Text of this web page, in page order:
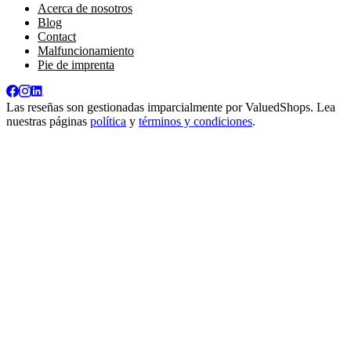
Acerca de nosotros
Blog
Contact
Malfuncionamiento
Pie de imprenta
Las reseñas son gestionadas imparcialmente porValuedShops. Lea
nuestras páginas política y términos y condiciones.